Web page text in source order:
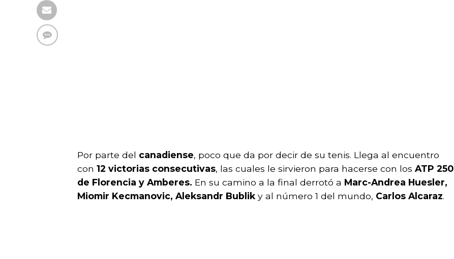
Por parte del canadiense, poco que da por decir de su tenis. Llega al encuentro
con 12 victorias consecutivas, las cuales le sirvieron para hacerse con los ATP 250
de Florencia y Amberes. En su camino a la final derrotó a Marc-Andrea Huesler,
Miomir Kecmanovic, Aleksandr Bubliky al número 1 del mundo, Carlos Alcaraz.